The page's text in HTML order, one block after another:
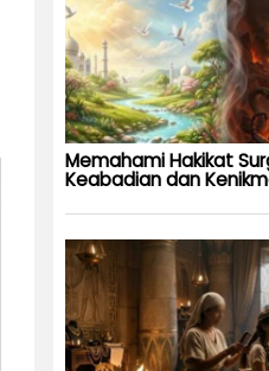
Memahami Hakikat
Keabadian dan